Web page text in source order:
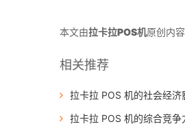
本文由拉卡拉POS机原创内
相关推荐
拉卡拉 POS 机的社会经济
拉卡拉 POS 机的综合竞争